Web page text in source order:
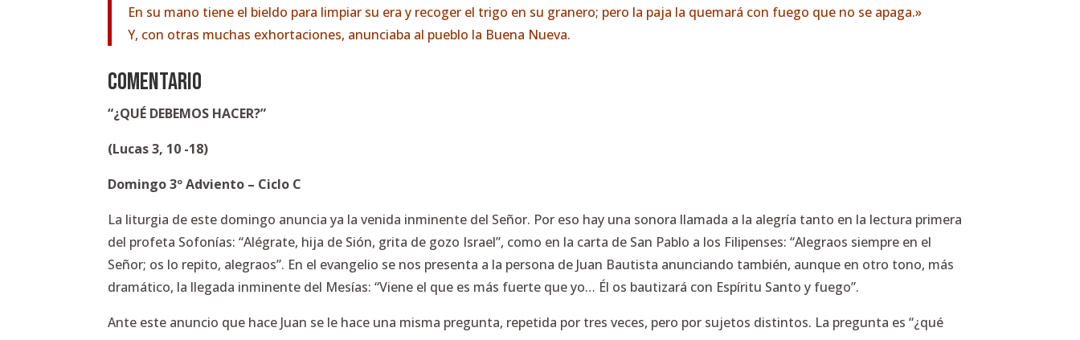
En su mano tiene el bieldo para limpiar su era y recoger el trigo en su granero; pero la paja la quemará con fuego que no se apaga.»
Y, con otras muchas exhortaciones, anunciaba al pueblo la Buena Nueva.
COMENTARIO
“¿QUÉ DEBEMOS HACER?”
(Lucas 3, 10 -18)
Domingo 3º Adviento – Ciclo C
La liturgia de este domingo anuncia ya la venida inminente del Señor. Por eso hay una sonora llamada a la alegría tanto en la lectura primera
del profeta Sofonías:“Alégrate, hija de Sión, grita de gozo Israel”, como en la carta de San Pablo a los Filipenses:“Alegraos siempre en el
Señor; os lo repito, alegraos”. En el evangelio se nos presenta a la persona de Juan Bautista anunciando también, aunque en otro tono, más
dramático, la llegada inminente del Mesías:“Viene el que es más fuerte que yo… Él os bautizará con Espíritu Santo y fuego”.
Ante este anuncio que hace Juan se le hace una misma pregunta, repetida por tres veces, pero por sujetos distintos. La pregunta es“¿qué